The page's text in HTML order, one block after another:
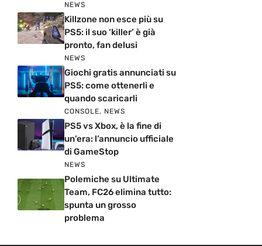
NEWS
Killzone non esce più su
PS5: il suo ‘killer’ è già
pronto, fan delusi
NEWS
Giochi gratis annunciati su
PS5: come ottenerli e
quando scaricarli
CONSOLE, NEWS
PS5 vs Xbox, è la fine di
un’era: l’annuncio ufficiale
di GameStop
NEWS
Polemiche su Ultimate
Team, FC26 elimina tutto:
spunta un grosso
problema